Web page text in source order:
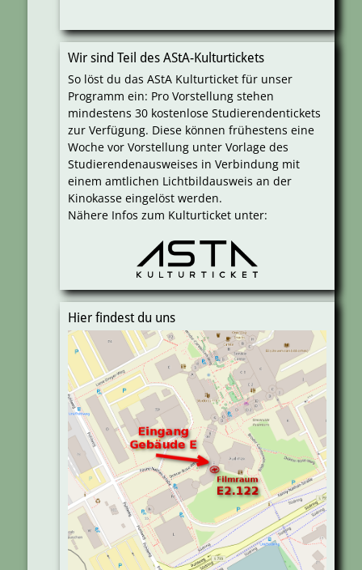
Wir sind Teil des AStA-Kulturtickets
So löst du das AStA Kulturticket für unser
Programm ein: Pro Vorstellung stehen
mindestens 30 kostenlose Studierendentickets
zur Verfügung. Diese können frühestens eine
Woche vor Vorstellung unter Vorlage des
Studierendenausweises in Verbindung mit
einem amtlichen Lichtbildausweis an der
Kinokasse eingelöst werden.
Nähere Infos zum Kulturticket unter:
Hier findest du uns